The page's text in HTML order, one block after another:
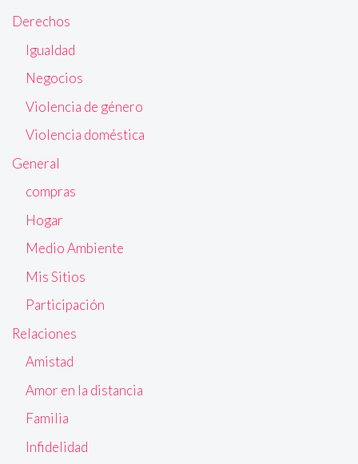
Derechos
Igualdad
Negocios
Violencia de género
Violencia doméstica
General
compras
Hogar
Medio Ambiente
Mis Sitios
Participación
Relaciones
Amistad
Amor en la distancia
Familia
Infidelidad